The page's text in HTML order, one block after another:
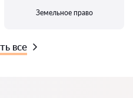
Земельное право
все